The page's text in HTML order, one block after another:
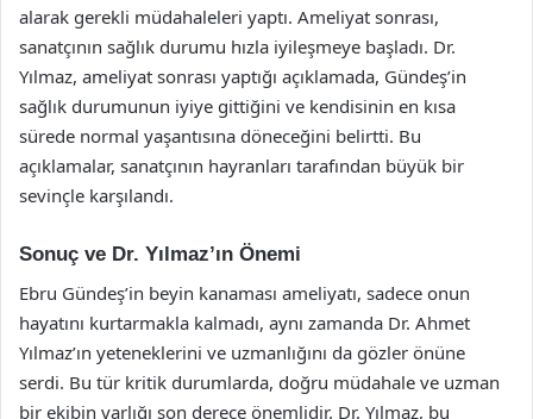
alarak gerekli müdahaleleri yaptı. Ameliyat sonrası,
sanatçının sağlık durumu hızla iyileşmeye başladı. Dr.
Yılmaz, ameliyat sonrası yaptığı açıklamada, Gündeş’in
sağlık durumunun iyiye gittiğini ve kendisinin en kısa
sürede normal yaşantısına döneceğini belirtti. Bu
açıklamalar, sanatçının hayranları tarafından büyük bir
sevinçle karşılandı.
Sonuç ve Dr. Yılmaz’ın Önemi
Ebru Gündeş’in beyin kanaması ameliyatı, sadece onun
hayatını kurtarmakla kalmadı, aynı zamanda Dr. Ahmet
Yılmaz’ın yeteneklerini ve uzmanlığını da gözler önüne
serdi. Bu tür kritik durumlarda, doğru müdahale ve uzman
bir ekibin varlığı son derece önemlidir. Dr. Yılmaz, bu